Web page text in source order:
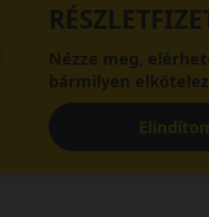
Nézze meg,
bármilyen